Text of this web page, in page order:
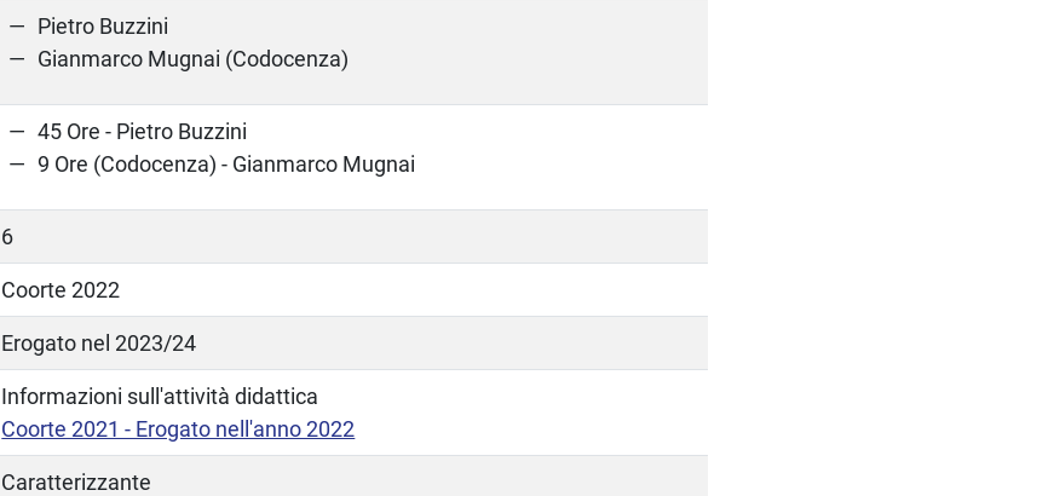
Pietro Buzzini
Gianmarco Mugnai (Codocenza)
45 Ore - Pietro Buzzini
9 Ore (Codocenza) - Gianmarco Mugnai
6
Coorte 2022
Erogato nel 2023/24
Informazioni sull'attività didattica
Coorte 2021 - Erogato nell'anno 2022
Caratterizzante